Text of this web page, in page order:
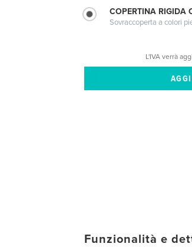
COPERTINA RIGIDA
Sovraccoperta a colori
L'IVA verrà
Funzionalità e